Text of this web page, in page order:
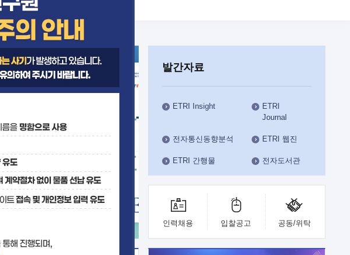
인공지능안전연구소
우주항공반도체전략연구단
대경권연구본부
호남권연구본부
기획본부
사업화본부
행정본부
대외협력부
ETRI CI
발간자료
ETRI Insight
ETRI
Journal
전자통신동향분석 ETRI 웹진
ETRI 간행물 전자도서관
인력채용 입찰공고 공동/위탁